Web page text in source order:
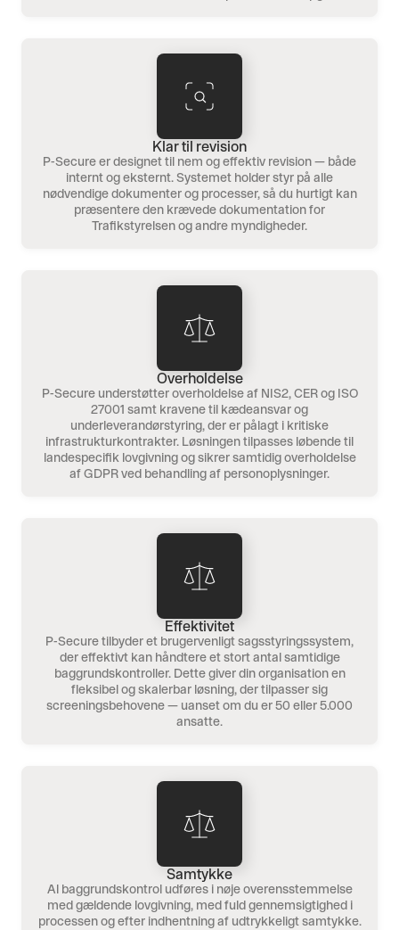
Klar til revision
P-Secure er designet til nem og effektiv revision — både
internt og eksternt. Systemet holder styr på alle
nødvendige dokumenter og processer, så du hurtigt kan
præsentere den krævede dokumentation for
Trafikstyrelsen og andre myndigheder.
Overholdelse
P-Secure understøtter overholdelse af NIS2, CER og ISO
27001 samt kravene til kædeansvar og
underleverandørstyring, der er pålagt i kritiske
infrastrukturkontrakter. Løsningen tilpasses løbende til
landespecifik lovgivning og sikrer samtidig overholdelse
af GDPR ved behandling af personoplysninger.
Effektivitet
P-Secure tilbyder et brugervenligt sagsstyringssystem,
der effektivt kan håndtere et stort antal samtidige
baggrundskontroller. Dette giver din organisation en
fleksibel og skalerbar løsning, der tilpasser sig
screeningsbehovene — uanset om du er 50 eller 5.000
ansatte.
Samtykke
Al baggrundskontrol udføres i nøje overensstemmelse
med gældende lovgivning, med fuld gennemsigtighed i
processen og efter indhentning af udtrykkeligt samtykke.